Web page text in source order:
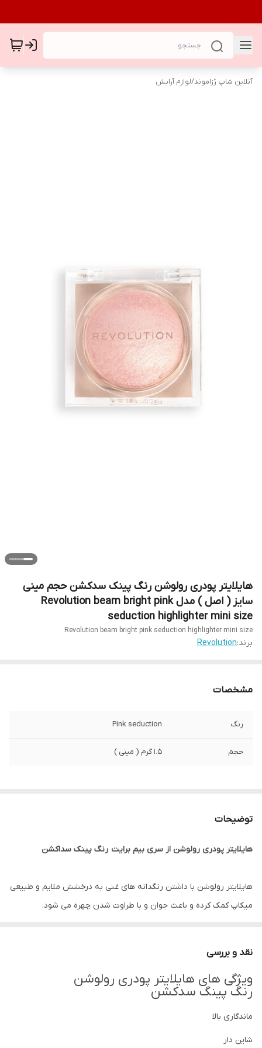
آنلاین شاپ رُزاموند/لوازم آرایش
هایلایتر پودری رولوشن رنگ پینک سدکشن حجم مینی
سایز ( اصل ) مدل Revolution beam bright pink
seduction highlighter mini size
Revolution beam bright pink seduction highlighter mini size
برند:Revolution
مشخصات
رنگ Pink seduction
حجم ۱.۵ گرم ( مینی )
توضیحات
هایلایتر پودری رولوشن از سری بیم برایت رنگ پینک سداکشن
هایلایتر رولوشن با داشتن رنگدانه های غنی به درخشش ملایم و طبیعی
میکاپ کمک کرده و باعث جوان و با طراوت شدن چهره می شود.
همچنین وجود پیگمنت های بالا و بافت پودری این هایلایتر باعث شده
نقاط برجسته چهره بارزتر دیده شوند.
هایلایتر رولوشن بافت سبک و ملایمی دارد که بر روی پوست صورت
حس سنگینی ایجاد نخواهد کرد.
تاثیر رنگ و جلوه ی چشم گیر این هایلایتر در طولانی مدت همانند اول
نقد و بررسی
ویژگی های هایلایتر پودری رولوشن
رنگ پینگ سدکشن
ماندگاری بالا
شاین دار